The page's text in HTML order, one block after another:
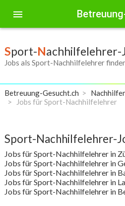
menu
Sport-Nachhilfelehrer-
Jobs als Sport-Nachhilfelehrer
Betreuung-Gesucht.ch
Jobs für Sport-Nachhilfelehrer
Sport-Nachhilfelehrer-
Jobs für Sport-Nachhilfelehrer in
Jobs für Sport-Nachhilfelehrer in
Jobs für Sport-Nachhilfelehrer in
Jobs für Sport-Nachhilfelehrer in
Jobs für Sport-Nachhilfelehrer in